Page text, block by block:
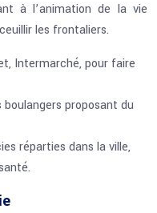
à l’animation de la vie
les frontaliers.
Intermarché, pour faire
proposant du
réparties dans la ville,